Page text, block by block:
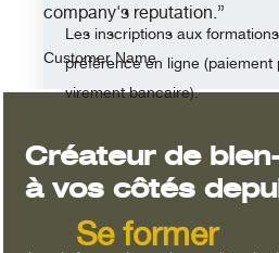
Les inscriptions aux
préférence en ligne (paiement
virement bancaire).
Se former
company's reputation.”
Customer Name
Créateur de
à vos côtés